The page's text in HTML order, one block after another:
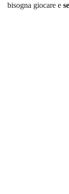
bisogna giocare e